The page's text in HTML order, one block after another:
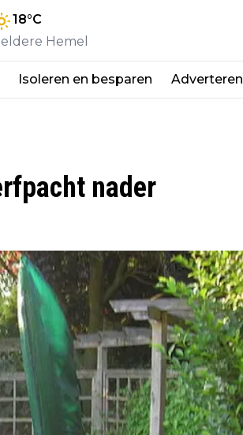
18°C
Hemel
Isoleren en besparen Adverteren
nader